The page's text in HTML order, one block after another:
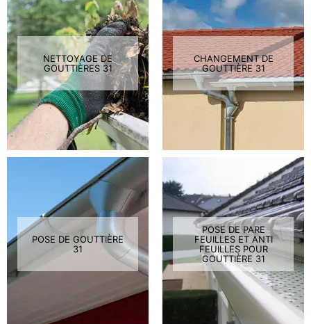
NETTOYAGE DE
GOUTTIÈRES 31
CHANGEMENT DE
GOUTTIÈRE 31
POSE DE GOUTTIÈRE
31
POSE DE PARE
FEUILLES ET ANTI
FEUILLES POUR
GOUTTIÈRE 31